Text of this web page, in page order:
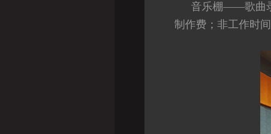
音乐棚——歌曲
制作费；非工作时